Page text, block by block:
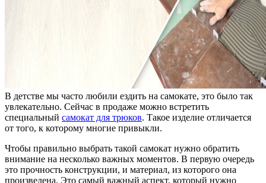
В детстве мы часто любили ездить на самокате, это было так
увлекательно. Сейчас в продаже можно встретить
специальный самокат для трюков. Такое изделие отличается
от того, к которому многие привыкли.
Чтобы правильно выбрать такой самокат нужно обратить
внимание на несколько важных моментов. В первую очередь
это прочность конструкции, и материал, из которого она
произведена. Это самый важный аспект, который нужно